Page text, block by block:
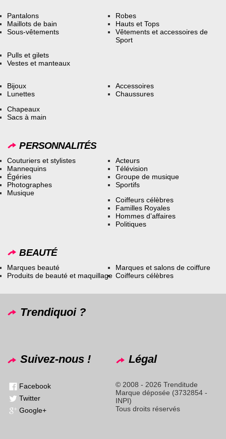
Pantalons
Maillots de bain
Sous-vêtements
Robes
Hauts et Tops
Vêtements et accessoires de
Sport
Pulls et gilets
Vestes et manteaux
Bijoux
Lunettes
Accessoires
Chaussures
Chapeaux
Sacs à main
PERSONNALITÉS
Couturiers et stylistes
Mannequins
Égéries
Photographes
Musique
Acteurs
Télévision
Groupe de musique
Sportifs
Coiffeurs célèbres
Familles Royales
Hommes d’affaires
Politiques
BEAUTÉ
Marques beauté
Produits de beauté et maquillage
Marques et salons de coiffure
Coiffeurs célèbres
Trendiquoi ?
Suivez-nous !
Facebook
Twitter
Google+
Légal
© 2008 - 2026 Trenditude
Marque déposée (3732854 -
INPI)
Tous droits réservés